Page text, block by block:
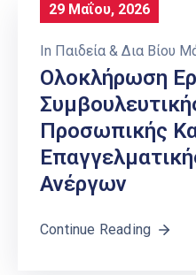
29 Μαΐου, 2026
In Παιδεία & Δια Βίου
Ολοκλήρωση
Προσωπικής
Ανέργων
Continue Reading